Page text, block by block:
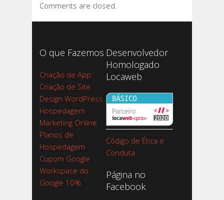
Comments are closed.
O que Fazemos
Criação de App
Criação de Site
Design WordPress
Hospedagem
Marketing Online
Planos de
Hospedagem
Cupom Google
Workspace do
Google 10%
Desenvolvedor
Homologado
Locaweb
Código de Ética e
Conduta
Página no
Facebook